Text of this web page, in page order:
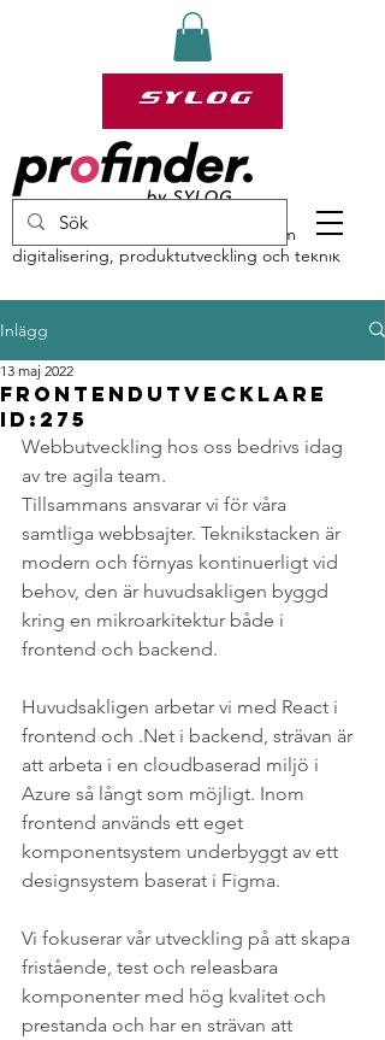
profinder by Sylog – specialister inom
digitalisering, produktutveckling och teknik
Inlägg
Frontendutvecklare
ID:275
13 maj 2022
Webbutveckling hos oss bedrivs idag
av tre agila team.
Tillsammans ansvarar vi för våra
samtliga webbsajter. Teknikstacken är
modern och förnyas kontinuerligt vid
behov, den är huvudsakligen byggd
kring en mikroarkitektur både i
frontend och backend.
Huvudsakligen arbetar vi med React i
frontend och .Net i backend, strävan är
att arbeta i en cloudbaserad miljö i
Azure så långt som möjligt. Inom
frontend används ett eget
komponentsystem underbyggt av ett
designsystem baserat i Figma.
Vi fokuserar vår utveckling på att skapa
fristående, test och releasbara
komponenter med hög kvalitet och
prestanda och har en strävan att